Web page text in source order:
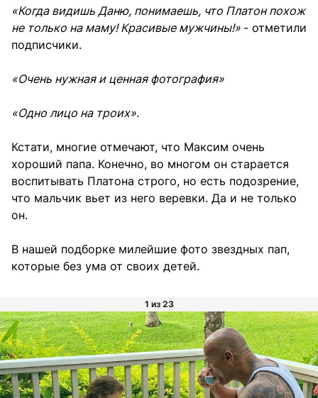
«Когда видишь Даню, понимаешь, что Платон похож
не только на маму! Красивые мужчины!» - отметили
подписчики.
«Очень нужная и ценная фотография»
«Одно лицо на троих».
Кстати, многие отмечают, что Максим очень
хороший папа. Конечно, во многом он старается
воспитывать Платона строго, но есть подозрение,
что мальчик вьет из него веревки. Да и не только
он.
В нашей подборке милейшие фото звездных пап,
которые без ума от своих детей.
1 из 23